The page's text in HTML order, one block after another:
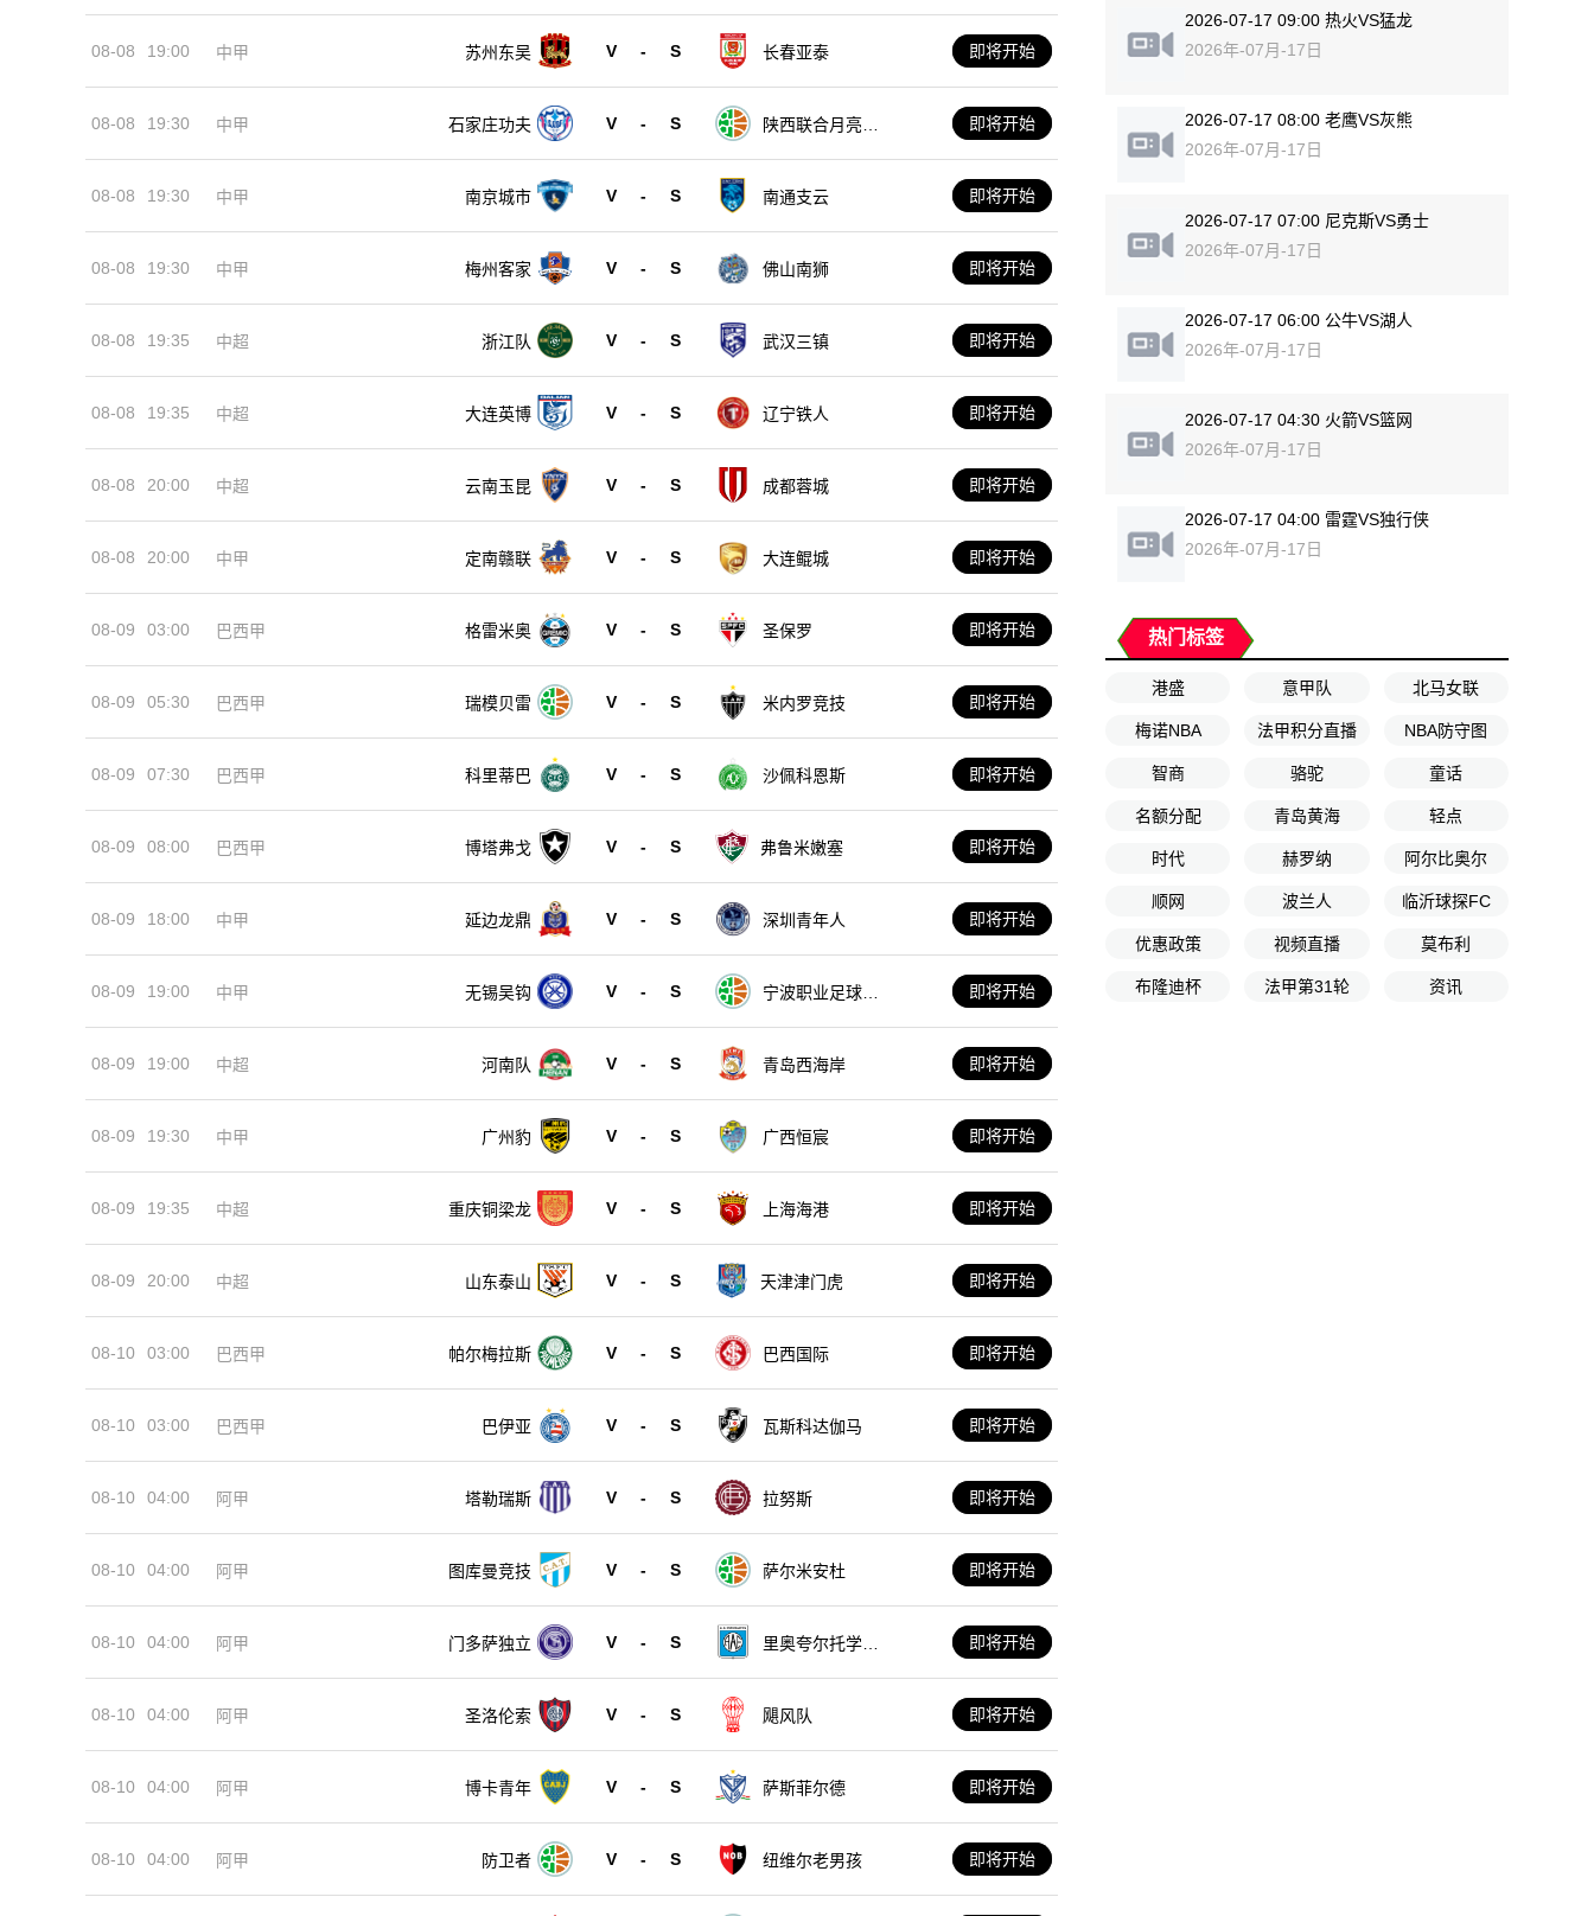
2026-08-16 【巴西乙】 奥瓦VS累西腓航海
08-08 19:00 中甲 苏州东吴 V - S 长春亚泰 即将开始
08-08 19:30 中甲 石家庄功夫 V - S
陕西联合月亮泊
即将开始
08-08 19:30 中甲 南京城市 V - S 南通支云 即将开始
08-08 19:30 中甲 梅州客家 V - S 佛山南狮 即将开始
08-08 19:35 中超 浙江队 V - S 武汉三镇 即将开始
08-08 19:35 中超 大连英博 V - S 辽宁铁人 即将开始
08-08 20:00 中超 云南玉昆 V - S 成都蓉城 即将开始
08-08 20:00 中甲 定南赣联 V - S 大连鲲城 即将开始
08-09 03:00 巴西甲 格雷米奥 V - S 圣保罗 即将开始
08-09 05:30 巴西甲 瑞模贝雷 V - S 米内罗竞技 即将开始
08-09 07:30 巴西甲 科里蒂巴 V - S 沙佩科恩斯 即将开始
08-09 08:00 巴西甲 博塔弗戈 V - S 弗鲁米嫩塞 即将开始
08-09 18:00 中甲 延边龙鼎 V - S 深圳青年人 即将开始
08-09 19:00 中甲 无锡吴钩 V - S
宁波职业足球俱
即将开始
08-09 19:00 中超 河南队 V - S 青岛西海岸 即将开始
08-09 19:30 中甲 广州豹 V - S 广西恒宸 即将开始
08-09 19:35 中超 重庆铜梁龙 V - S 上海海港 即将开始
08-09 20:00 中超 山东泰山 V - S 天津津门虎 即将开始
08-10 03:00 巴西甲 帕尔梅拉斯 V - S 巴西国际 即将开始
08-10 03:00 巴西甲 巴伊亚 V - S 瓦斯科达伽马 即将开始
08-10 04:00 阿甲 塔勒瑞斯 V - S 拉努斯 即将开始
08-10 04:00 阿甲 图库曼竞技 V - S 萨尔米安杜 即将开始
08-10 04:00 阿甲 门多萨独立 V - S
里奥夸尔托学生
即将开始
08-10 04:00 阿甲 圣洛伦索 V - S 飓风队 即将开始
08-10 04:00 阿甲 博卡青年 V - S 萨斯菲尔德 即将开始
08-10 04:00 阿甲 防卫者 V - S 纽维尔老男孩 即将开始
2026-07-17 09:00 热火VS猛龙
2026年-07月-17日
2026-07-17 08:00 老鹰VS灰熊
2026年-07月-17日
2026-07-17 07:00 尼克斯VS勇士
2026年-07月-17日
2026-07-17 06:00 公牛VS湖人
2026年-07月-17日
2026-07-17 04:30 火箭VS篮网
2026年-07月-17日
2026-07-17 04:00 雷霆VS独行侠
2026年-07月-17日
热门标签
港盛 意甲队 北马女联
梅诺NBA 法甲积分直播 NBA防守图
智商 骆驼 童话
名额分配 青岛黄海 轻点
时代 赫罗纳 阿尔比奥尔
顺网 波兰人 临沂球探FC
优惠政策 视频直播 莫布利
布隆迪杯 法甲第31轮 资讯